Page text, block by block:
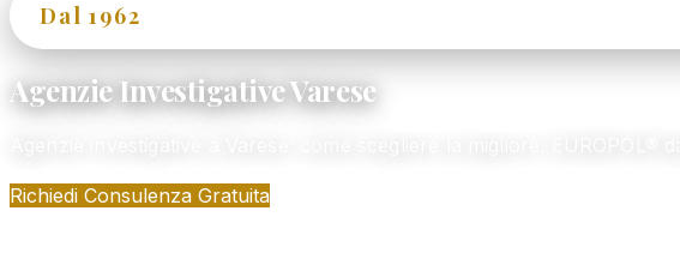
Dal 1962
Agenzie Investigative Varese
Richiedi Consulenza Gratuita